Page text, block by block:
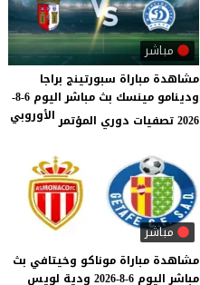
مباشر
مشاهدة مباراة سبورتينج براجا
ودينامو مينسك بث مباشر اليوم 6-8-
2026 تصفيات دوري المؤتمر
الأوروبي
مباشر
مشاهدة مباراة موناكو وخيتافي بث
مباشر اليوم 6-8-2026 ودية لويس